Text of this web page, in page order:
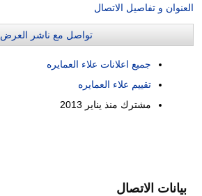
العنوان و تفاصيل الاتصال
تواصل مع ناشر العرض
جميع اعلانات علاء العمايره
تقييم علاء العمايره
مشترك منذ يناير 2013
بيانات الاتصال